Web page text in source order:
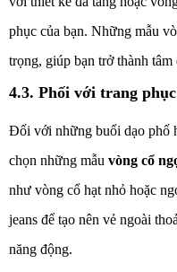
phục của bạn. Những mẫu
trọng, giúp bạn trở thành tâm
4.3. Phối với trang
Đối với những buổi dạo phố
chọn những mẫu vòng cổ
như vòng cổ hạt nhỏ hoặc
jeans để tạo nên vẻ ngoài
năng động.